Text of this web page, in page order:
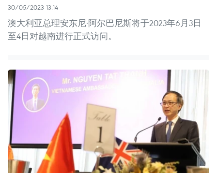
30/05/2023 13:14
澳大利亚总理安东尼·阿尔巴尼斯将于2023年6月3日
至4日对越南进行正式访问。